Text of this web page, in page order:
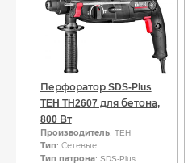
Перфоратор SDS-Plus
TEH TH2607 для бетона,
800 Вт
Производитель: TEH
Тип: Сетевые
Тип патрона: SDS-Plus